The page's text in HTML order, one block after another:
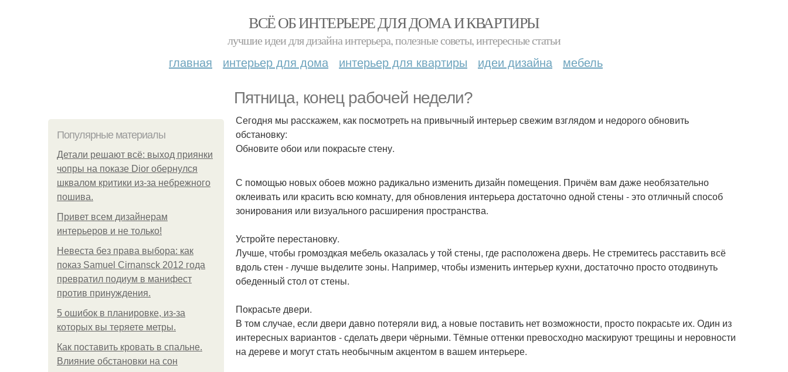
ВСЁ ОБ ИНТЕРЬЕРЕ ДЛЯ ДОМА И КВАРТИРЫ
лучшие идеи для дизайна интерьера, полезные советы, интересные статьи
главная интерьер для дома интерьер для квартиры идеи дизайна мебель
Пятница, конец рабочей недели?
Популярные материалы
Детали решают всё: выход приянки
чопры на показе Dior обернулся
шквалом критики из-за небрежного
пошива.
Привет всем дизайнерам
интерьеров и не только!
Невеста без права выбора: как
показ Samuel Cirnansck 2012 года
превратил подиум в манифест
против принуждения.
5 ошибок в планировке, из-за
которых вы теряете метры.
Как поставить кровать в спальне.
Влияние обстановки на сон
Сегодня мы расскажем, как посмотреть на привычный интерьер свежим взглядом и недорого обновить
обстановку:
Обновите обои или покрасьте стену.
С помощью новых обоев можно радикально изменить дизайн помещения. Причём вам даже необязательно
оклеивать или красить всю комнату, для обновления интерьера достаточно одной стены - это отличный способ
зонирования или визуального расширения пространства.
Устройте перестановку.
Лучше, чтобы громоздкая мебель оказалась у той стены, где расположена дверь. Не стремитесь расставить всё
вдоль стен - лучше выделите зоны. Например, чтобы изменить интерьер кухни, достаточно просто отодвинуть
обеденный стол от стены.
Покрасьте двери.
В том случае, если двери давно потеряли вид, а новые поставить нет возможности, просто покрасьте их. Один из
интересных вариантов - сделать двери чёрными. Тёмные оттенки превосходно маскируют трещины и неровности
на дереве и могут стать необычным акцентом в вашем интерьере.